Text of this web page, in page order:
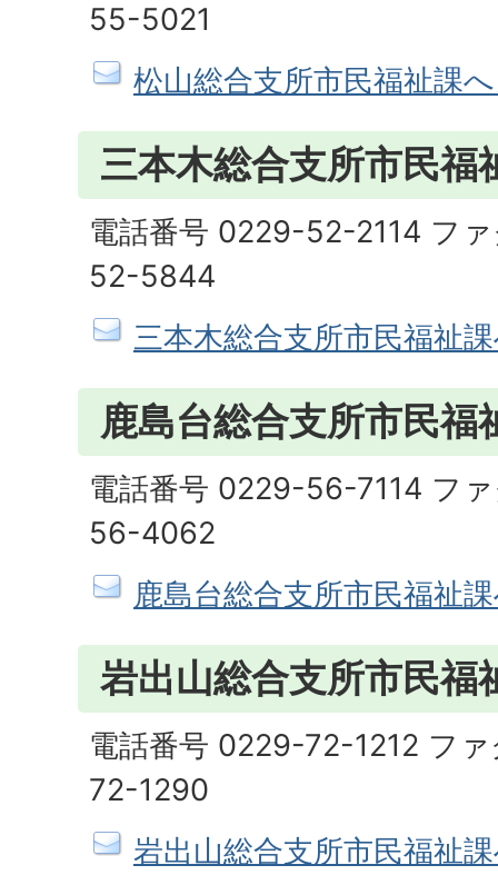
55-5021
松山総合支所市民福祉課
三本木総合支所市民福
電話番号 0229-52-2114 フ
52-5844
三本木総合支所市民福祉
鹿島台総合支所市民福
電話番号 0229-56-7114 フ
56-4062
鹿島台総合支所市民福祉
岩出山総合支所市民福
電話番号 0229-72-1212 フ
72-1290
岩出山総合支所市民福祉